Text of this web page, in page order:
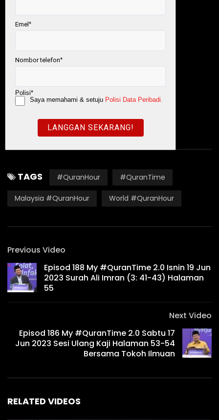
Newsletter:https://bit.ly/NewsletterMQT
#QuranSolatInfak
World #QuranHour
TAGS #QuranHour #QuranTime
Malaysia #QuranHour World #QuranHour
Previous Video
Episod 188 My #QuranTime 2.0 Isnin 19 Jun
2023 Surah Ali Imran (3: 41-43) Halaman
55
Next Video
Episod 186 My #QuranTime 2.0 Sabtu 17
Jun 2023 Sesi Ulang Kaji Halaman 53-54
Bersama Tokoh Ilmuan
RELATED VIDEOS